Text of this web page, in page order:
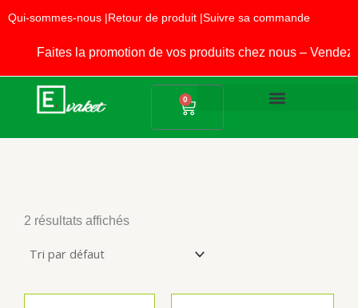
au
contenu
Qui-sommes-nous |Retour de produit |Suivre sa commande
Faites la promotion de vos produits chez nous – Vendez
0
Panier
2 résultats affichés